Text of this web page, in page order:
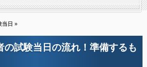
当日 »
の試験当日の流れ！準備するも